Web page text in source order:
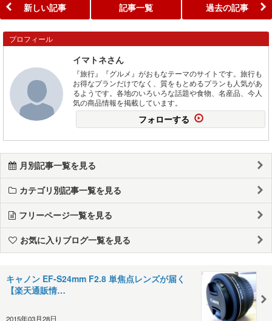
新しい記事 記事一覧 過去の記事
プロフィール
イマトネさん
『旅行』『グルメ』がおもなテーマのサイトです。旅行も
お得なプランだけでなく、質をもとめるプランも人気があ
るようです。各地のいろいろな話題や食物、名産品、今人
気の商品情報を掲載しています。
フォローする
月別記事一覧を見る
カテゴリ別記事一覧を見る
フリーページ一覧を見る
お気に入りブログ一覧を見る
キャノン EF-S24mm F2.8 単焦点レンズが届く
【楽天通販情…
2015年03月28日